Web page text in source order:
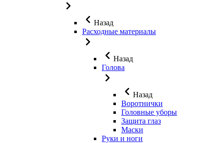
Назад
Расходные материалы
Назад
Голова
Назад
Воротнички
Головные уборы
Защита глаз
Маски
Руки и ноги